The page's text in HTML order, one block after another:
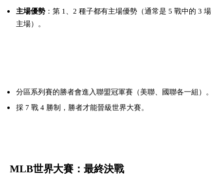
主場優勢 ：第 1、2 種子都有主場優勢（通常是 5 戰中的 3 場
主場）。
分區系列賽的勝者會進入聯盟冠軍賽（美聯、國聯各一組）。
採 7 戰 4 勝制，勝者才能晉級世界大賽。
MLB世界大賽：最終決戰